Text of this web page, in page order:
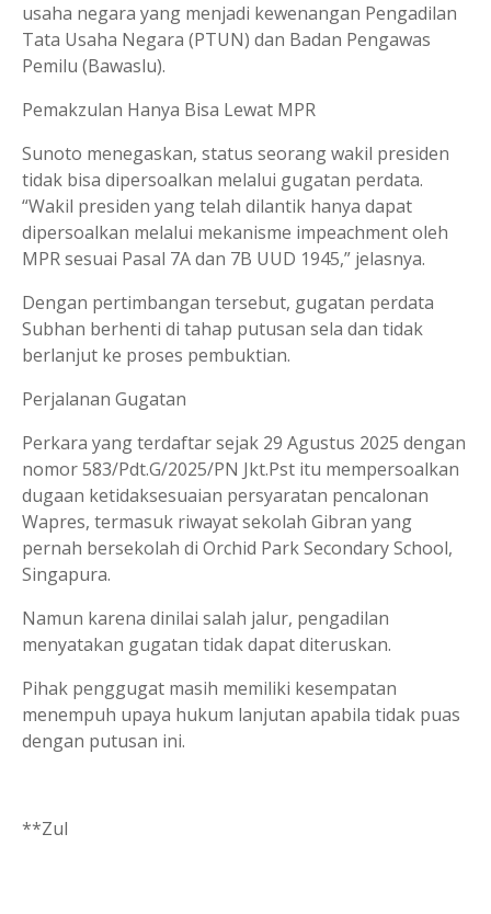
usaha negara yang menjadi kewenangan Pengadilan
Tata Usaha Negara (PTUN) dan Badan Pengawas
Pemilu (Bawaslu).
Pemakzulan Hanya Bisa Lewat MPR
Sunoto menegaskan, status seorang wakil presiden
tidak bisa dipersoalkan melalui gugatan perdata.
“Wakil presiden yang telah dilantik hanya dapat
dipersoalkan melalui mekanisme impeachment oleh
MPR sesuai Pasal 7A dan 7B UUD 1945,” jelasnya.
Dengan pertimbangan tersebut, gugatan perdata
Subhan berhenti di tahap putusan sela dan tidak
berlanjut ke proses pembuktian.
Perjalanan Gugatan
Perkara yang terdaftar sejak 29 Agustus 2025 dengan
nomor 583/Pdt.G/2025/PN Jkt.Pst itu mempersoalkan
dugaan ketidaksesuaian persyaratan pencalonan
Wapres, termasuk riwayat sekolah Gibran yang
pernah bersekolah di Orchid Park Secondary School,
Singapura.
Namun karena dinilai salah jalur, pengadilan
menyatakan gugatan tidak dapat diteruskan.
Pihak penggugat masih memiliki kesempatan
menempuh upaya hukum lanjutan apabila tidak puas
dengan putusan ini.
**Zul